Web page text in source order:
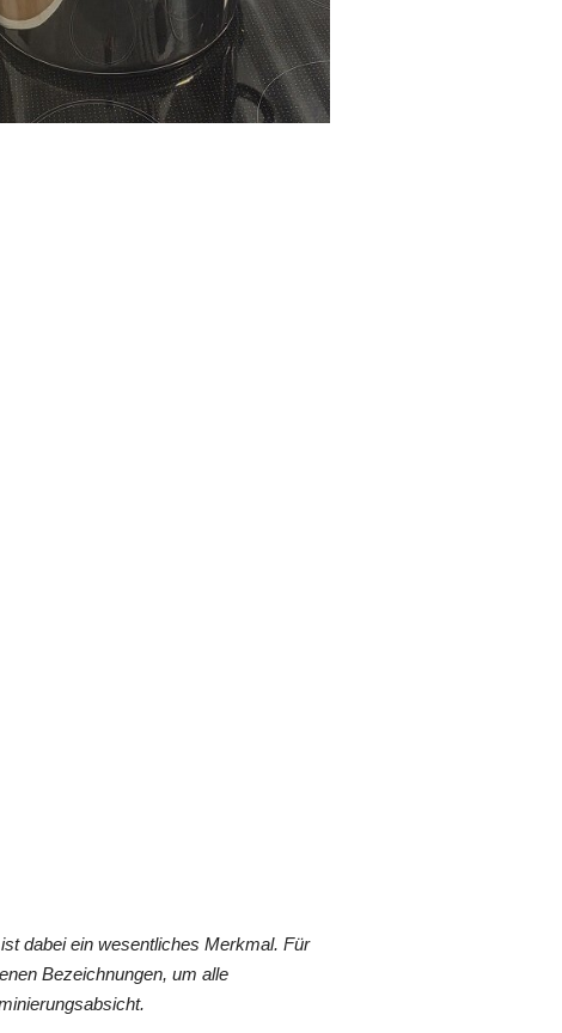
dabei ein wesentliches Merkmal. Für
Bezeichnungen, um alle